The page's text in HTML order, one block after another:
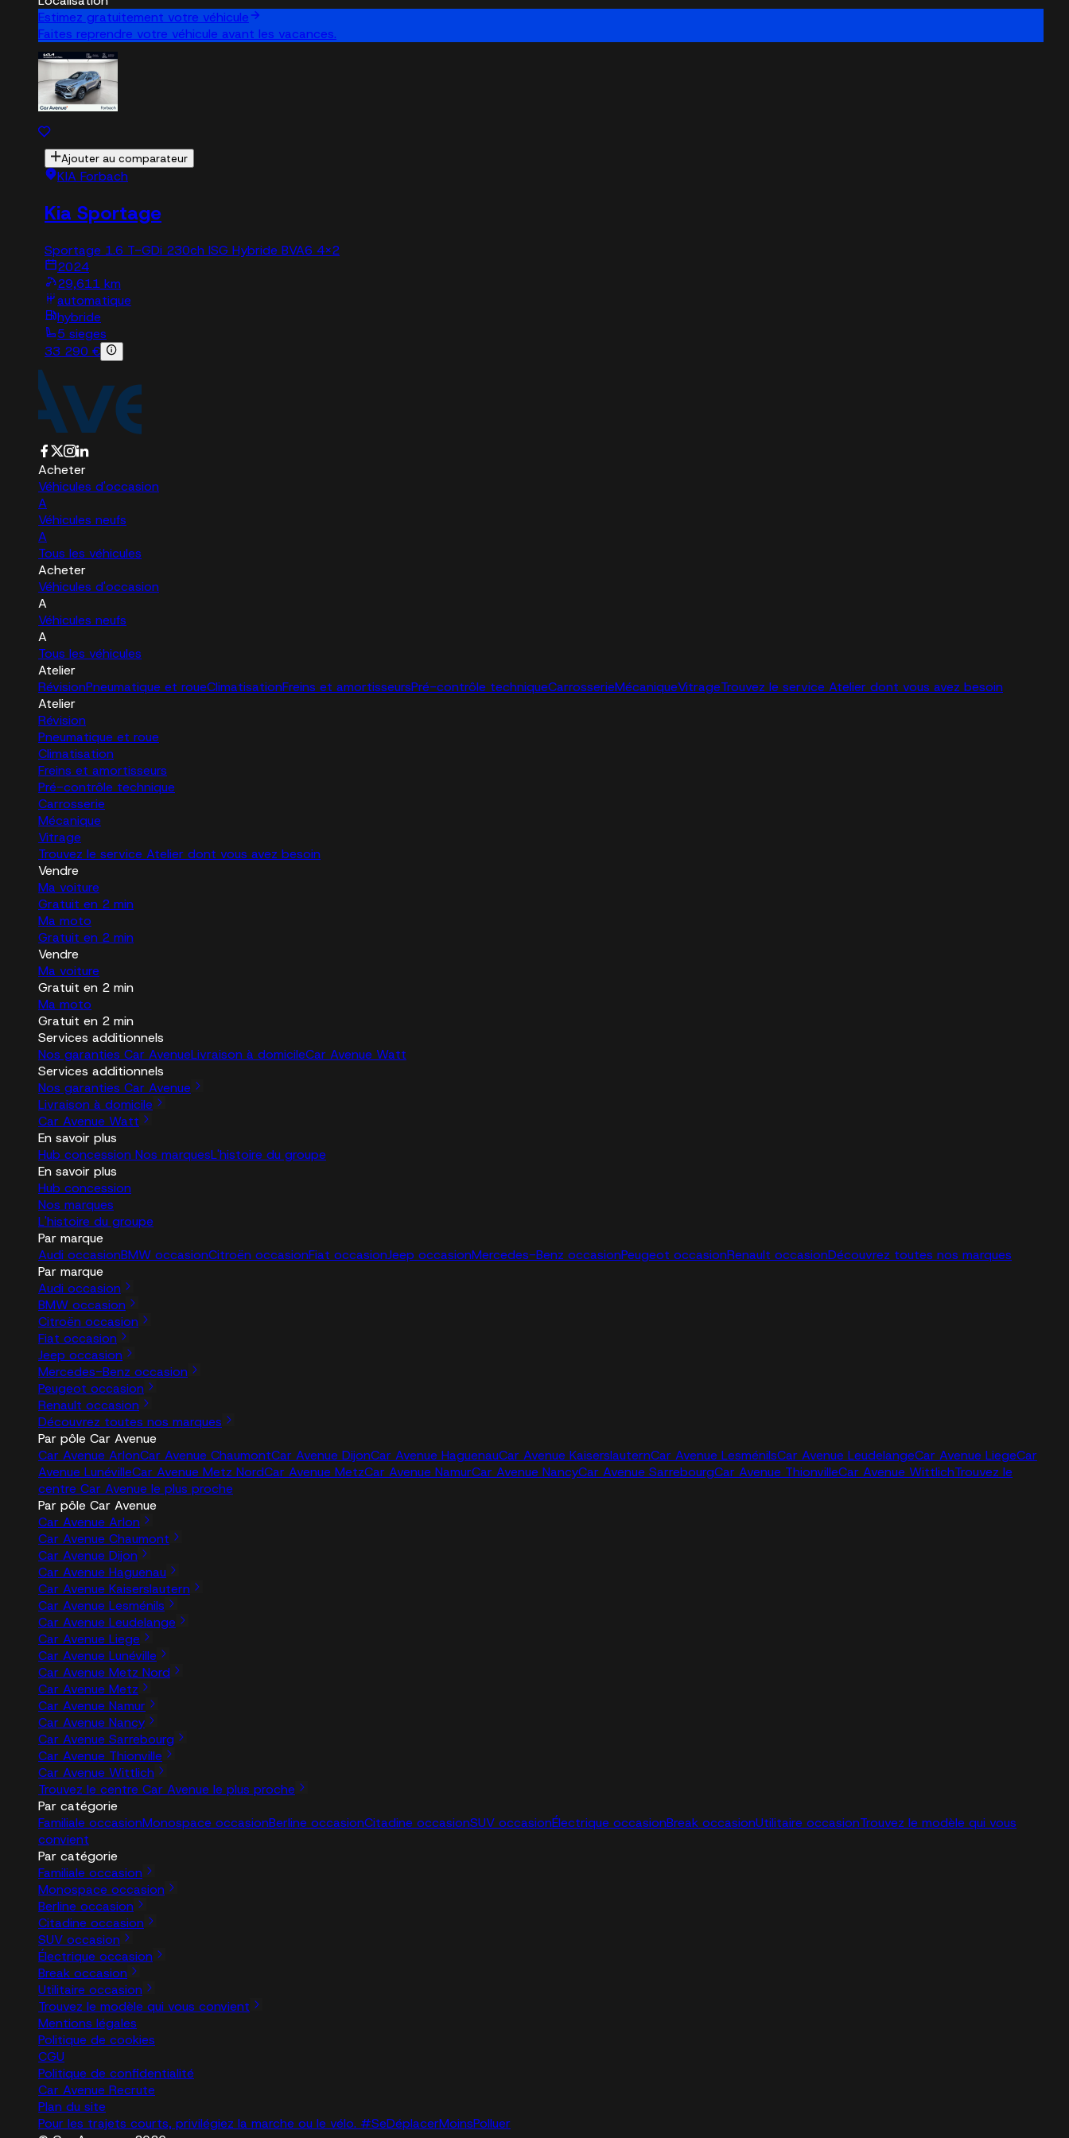
Estimez gratuitement votre véhicule
Faites reprendre votre véhicule avant les vacances.
Ajouter au comparateur
KIA Forbach
Kia Sportage
Sportage 1.6 T-GDi 230ch ISG Hybride BVA6 4x2
2024
29,611 km
automatique
hybride
5 sieges
33 290 €
Acheter
Véhicules d'occasion
A
Véhicules neufs
A
Tous les véhicules
Acheter
Véhicules d'occasion
A
Véhicules neufs
A
Tous les véhicules
Atelier
RévisionPneumatique et roueClimatisationFreins et amortisseursPré-contrôle techniqueCarrosserieMécaniqueVitrageTrouvez le service Atelier dont vous avez besoin
Atelier
Révision
Pneumatique et roue
Climatisation
Freins et amortisseurs
Pré-contrôle technique
Carrosserie
Mécanique
Vitrage
Trouvez le service Atelier dont vous avez besoin
Vendre
Ma voiture
Gratuit en 2 min
Ma moto
Gratuit en 2 min
Vendre
Ma voiture
Gratuit en 2 min
Ma moto
Gratuit en 2 min
Services additionnels
Nos garanties Car AvenueLivraison à domicileCar Avenue Watt
Services additionnels
Nos garanties Car Avenue
Livraison à domicile
Car Avenue Watt
En savoir plus
Hub concession Nos marquesL'histoire du groupe
En savoir plus
Hub concession
Nos marques
L'histoire du groupe
Par marque
Audi occasionBMW occasionCitroën occasionFiat occasionJeep occasionMercedes-Benz occasionPeugeot occasionRenault occasionDécouvrez toutes nos marques
Par marque
Audi occasion
BMW occasion
Citroën occasion
Fiat occasion
Jeep occasion
Mercedes-Benz occasion
Peugeot occasion
Renault occasion
Découvrez toutes nos marques
Par pôle Car Avenue
Car Avenue ArlonCar Avenue ChaumontCar Avenue DijonCar Avenue HaguenauCar Avenue KaiserslauternCar Avenue LesménilsCar Avenue LeudelangeCar Avenue LiegeCar
Avenue LunévilleCar Avenue Metz NordCar Avenue MetzCar Avenue NamurCar Avenue NancyCar Avenue SarrebourgCar Avenue ThionvilleCar Avenue WittlichTrouvez le
centre Car Avenue le plus proche
Par pôle Car Avenue
Car Avenue Arlon
Car Avenue Chaumont
Car Avenue Dijon
Car Avenue Haguenau
Car Avenue Kaiserslautern
Car Avenue Lesménils
Car Avenue Leudelange
Car Avenue Liege
Car Avenue Lunéville
Car Avenue Metz Nord
Car Avenue Metz
Car Avenue Namur
Car Avenue Nancy
Car Avenue Sarrebourg
Car Avenue Thionville
Car Avenue Wittlich
Trouvez le centre Car Avenue le plus proche
Par catégorie
Familiale occasionMonospace occasionBerline occasionCitadine occasionSUV occasionÉlectrique occasionBreak occasionUtilitaire occasionTrouvez le modèle qui vous
convient
Par catégorie
Familiale occasion
Monospace occasion
Berline occasion
Citadine occasion
SUV occasion
Électrique occasion
Break occasion
Utilitaire occasion
Trouvez le modèle qui vous convient
Mentions légales
Politique de cookies
CGU
Politique de confidentialité
Car Avenue Recrute
Plan du site
Pour les trajets courts, privilégiez la marche ou le vélo. #SeDéplacerMoinsPolluer